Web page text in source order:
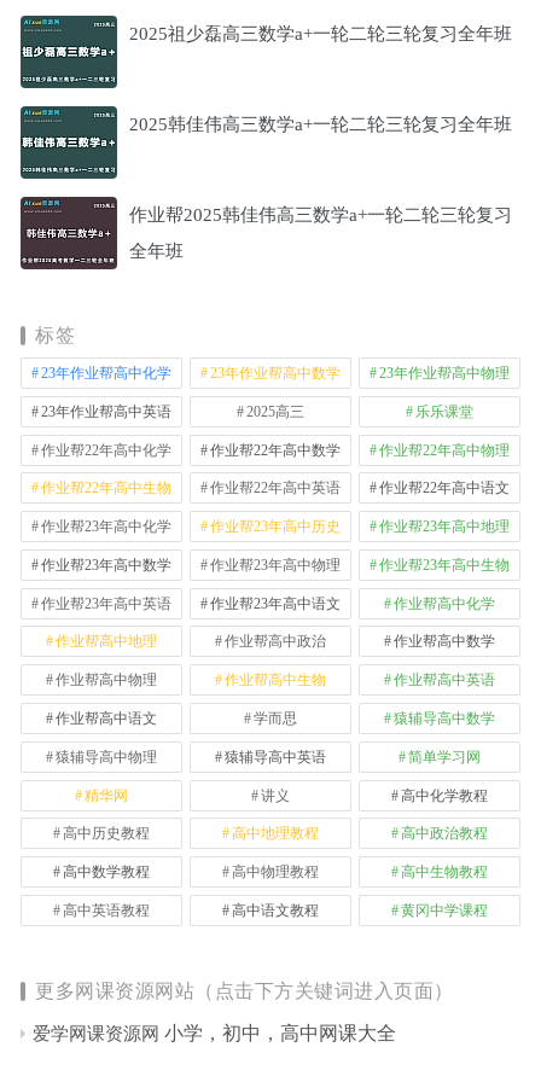
2025祖少磊高三数学a+一轮二轮三轮复习全年班
2025韩佳伟高三数学a+一轮二轮三轮复习全年班
作业帮2025韩佳伟高三数学a+一轮二轮三轮复习
全年班
标签
23年作业帮高中化学 23年作业帮高中数学 23年作业帮高中物理
23年作业帮高中英语 2025高三 乐乐课堂
作业帮22年高中化学 作业帮22年高中数学 作业帮22年高中物理
作业帮22年高中生物 作业帮22年高中英语 作业帮22年高中语文
作业帮23年高中化学 作业帮23年高中历史 作业帮23年高中地理
作业帮23年高中数学 作业帮23年高中物理 作业帮23年高中生物
作业帮23年高中英语 作业帮23年高中语文 作业帮高中化学
作业帮高中地理 作业帮高中政治 作业帮高中数学
作业帮高中物理 作业帮高中生物 作业帮高中英语
作业帮高中语文 学而思 猿辅导高中数学
猿辅导高中物理 猿辅导高中英语 简单学习网
精华网 讲义 高中化学教程
高中历史教程 高中地理教程 高中政治教程
高中数学教程 高中物理教程 高中生物教程
高中英语教程 高中语文教程 黄冈中学课程
更多网课资源网站（点击下方关键词进入页面）
爱学网课资源网 小学，初中，高中网课大全